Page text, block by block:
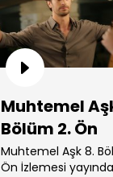
Muhtemel
Bölüm 2. Ön
İzlemesi
Muhtemel Aşk 8.
Ön İzlemesi